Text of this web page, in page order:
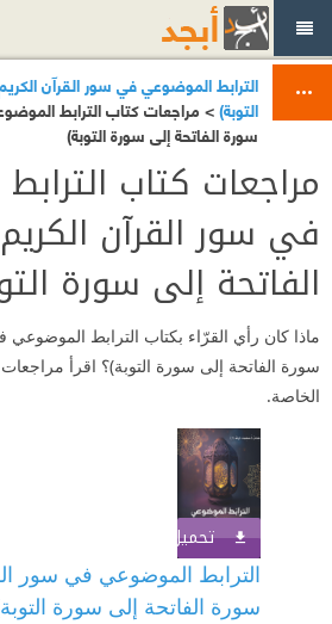
الترابط الموضوعي في سور القرآن
التوبة)> مراجعات كتاب الترابط
سورة الفاتحة إلى سورة التوبة)
مراجعات كتاب
في سور القرآن
الفاتحة إلى سورة
ماذا كان رأي القرّاء بكتاب الترابط
سورة الفاتحة إلى سورة التوبة)؟ اقرأ
الخاصة.
تحميل الكتاب
الترابط الموضوعي في سور
سورة الفاتحة إلى سورة